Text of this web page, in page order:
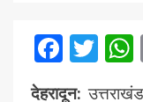
देहरादून: